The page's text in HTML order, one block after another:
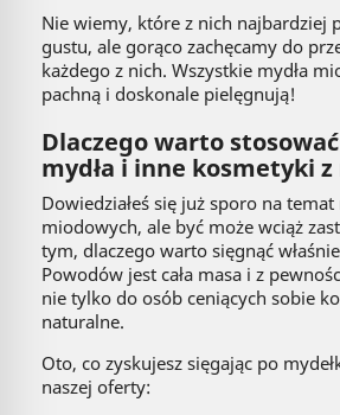
Nie wiemy, które z nich najbardziej
gustu, ale gorąco zachęcamy do
każdego z nich. Wszystkie mydła
pachną i doskonale pielęgnują!
Dlaczego warto
mydła i inne kosmetyki
Dowiedziałeś się już sporo na temat
miodowych, ale być może wciąż
tym, dlaczego warto sięgnąć
Powodów jest cała masa i z
nie tylko do osób ceniących sobie
naturalne.
Oto, co zyskujesz sięgając po
naszej oferty: